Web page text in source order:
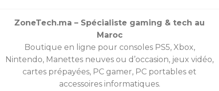
ZoneTech.ma – Spécialiste gaming & tech au
Maroc
Boutique en ligne pour consoles PS5, Xbox,
Nintendo, Manettes neuves ou d’occasion, jeux vidéo,
cartes prépayées, PC gamer, PC portables et
accessoires informatiques.